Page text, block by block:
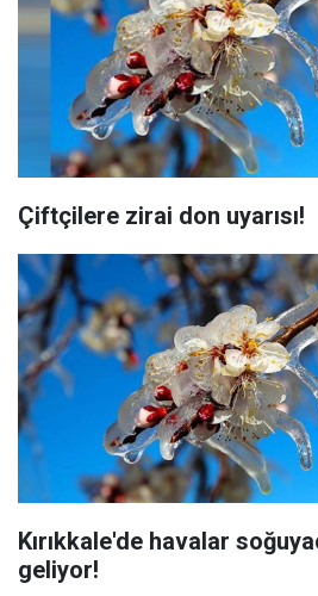
Çiftçilere zirai don uyarısı!
Kırıkkale'de havalar
geliyor!